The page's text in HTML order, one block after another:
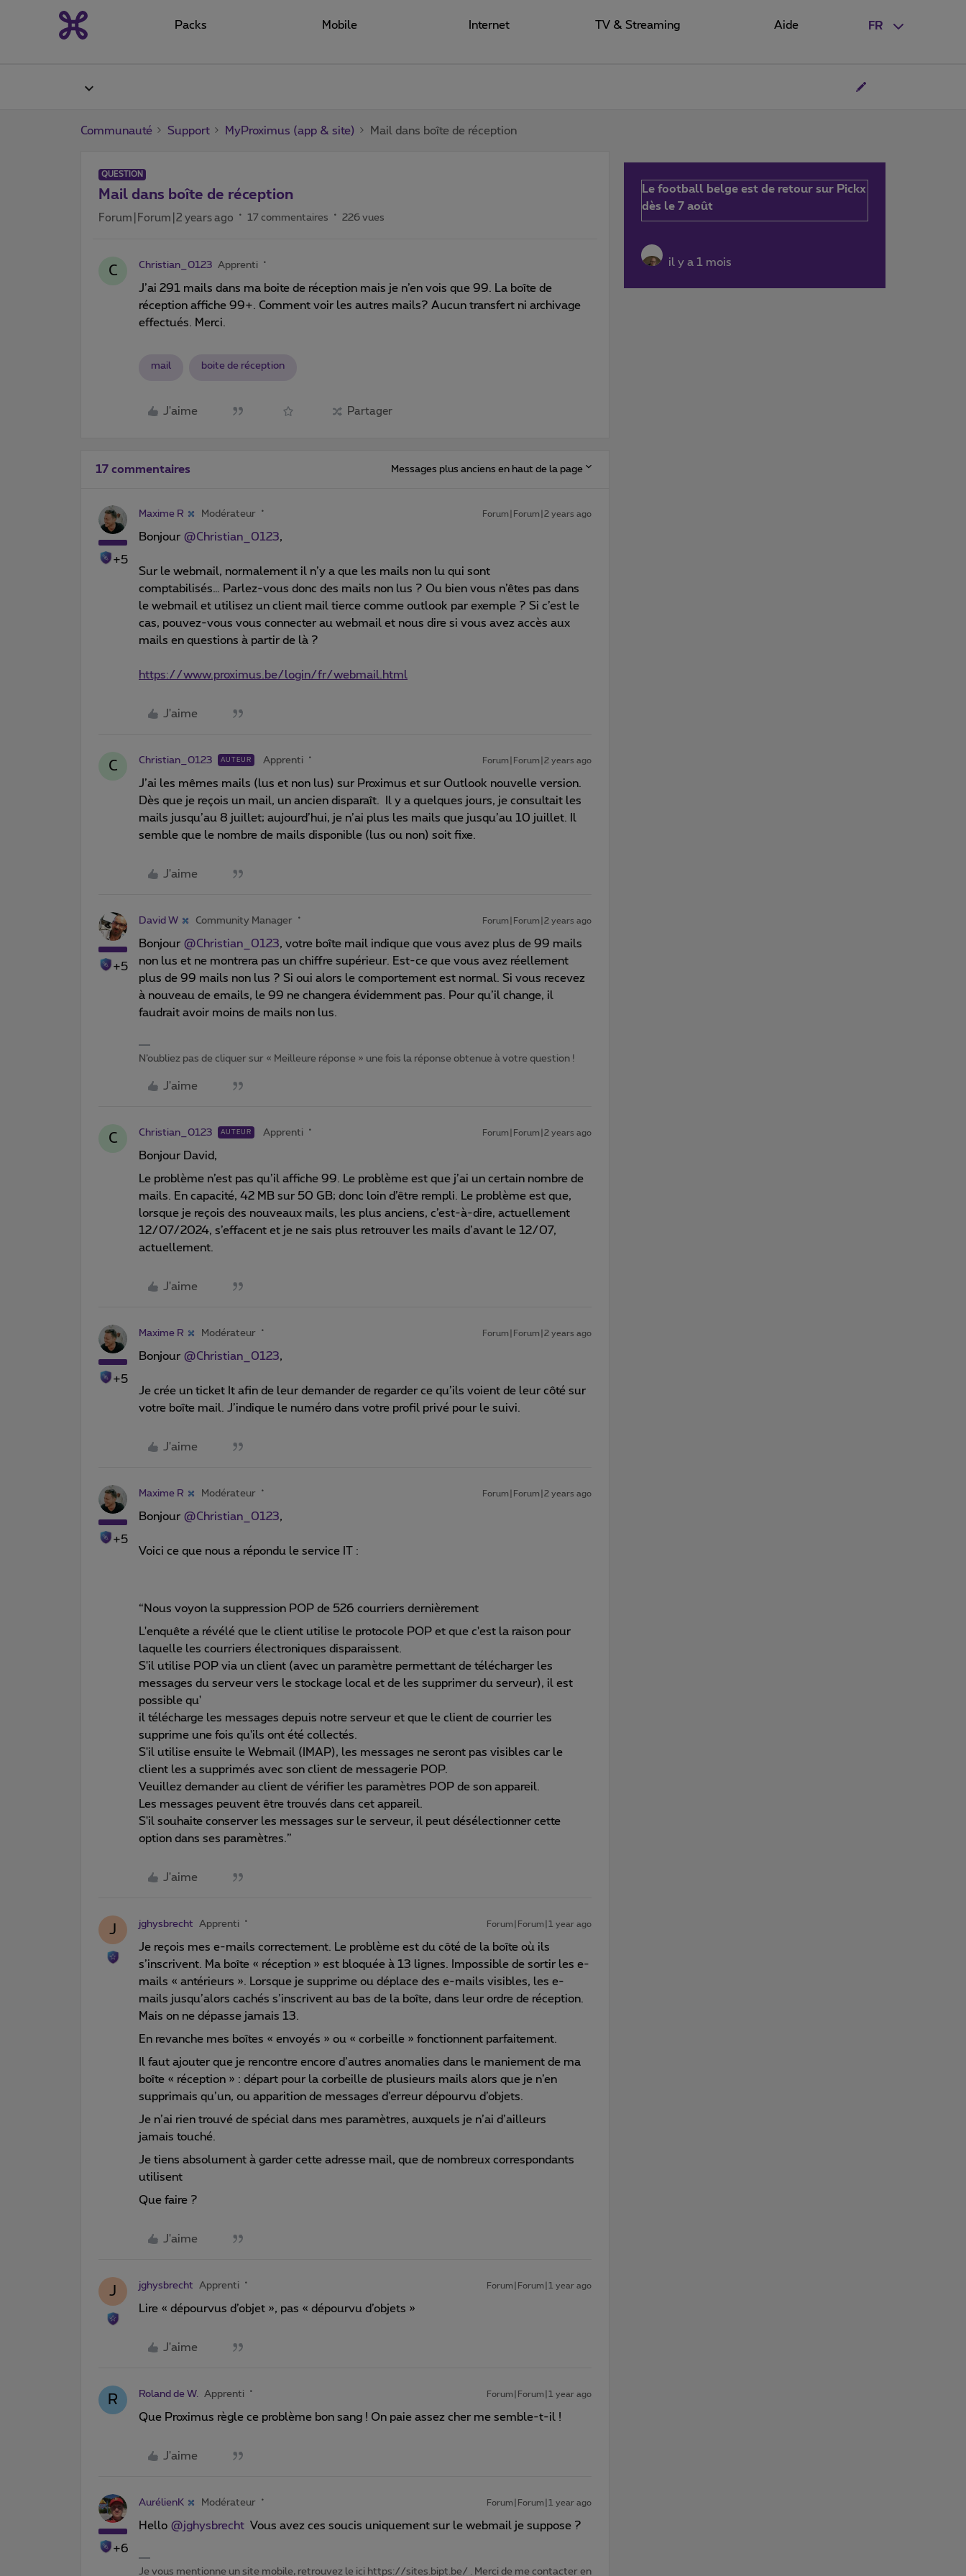
FR
Packs Mobile Internet TV & Streaming Aide
Communauté Support MyProximus (app & site) Mail dans boîte de réception
QUESTION
Mail dans boîte de réception
Forum|Forum|2 years ago 17 commentaires 226 vues
C Christian_0123 Apprenti
J’ai 291 mails dans ma boite de réception mais je n’en vois que 99. La boîte de
réception affiche 99+. Comment voir les autres mails? Aucun transfert ni archivage
effectués. Merci.
mail boite de réception
J'aime Partager
17 commentaires Messages plus anciens en haut de la page
+5
Maxime R Modérateur Forum|Forum|2 years ago
Bonjour @Christian_0123,
Sur le webmail, normalement il n’y a que les mails non lu qui sont
comptabilisés… Parlez-vous donc des mails non lus ? Ou bien vous n’êtes pas dans
le webmail et utilisez un client mail tierce comme outlook par exemple ? Si c’est le
cas, pouvez-vous vous connecter au webmail et nous dire si vous avez accès aux
mails en questions à partir de là ?
https://www.proximus.be/login/fr/webmail.html
J'aime
C Christian_0123 AUTEUR Apprenti Forum|Forum|2 years ago
J’ai les mêmes mails (lus et non lus) sur Proximus et sur Outlook nouvelle version.
Dès que je reçois un mail, un ancien disparaît. Il y a quelques jours, je consultait les
mails jusqu’au 8 juillet; aujourd’hui, je n’ai plus les mails que jusqu’au 10 juillet. Il
semble que le nombre de mails disponible (lus ou non) soit fixe.
J'aime
+5
David W Community Manager Forum|Forum|2 years ago
Bonjour @Christian_0123, votre boîte mail indique que vous avez plus de 99 mails
non lus et ne montrera pas un chiffre supérieur. Est-ce que vous avez réellement
plus de 99 mails non lus ? Si oui alors le comportement est normal. Si vous recevez
à nouveau de emails, le 99 ne changera évidemment pas. Pour qu’il change, il
faudrait avoir moins de mails non lus.
N’oubliez pas de cliquer sur « Meilleure réponse » une fois la réponse obtenue à votre question !
J'aime
C Christian_0123 AUTEUR Apprenti Forum|Forum|2 years ago
Bonjour David,
Le problème n’est pas qu’il affiche 99. Le problème est que j’ai un certain nombre de
mails. En capacité, 42 MB sur 50 GB; donc loin d’être rempli. Le problème est que,
lorsque je reçois des nouveaux mails, les plus anciens, c’est-à-dire, actuellement
12/07/2024, s’effacent et je ne sais plus retrouver les mails d’avant le 12/07,
actuellement.
J'aime
+5
Maxime R Modérateur Forum|Forum|2 years ago
Bonjour @Christian_0123,
Je crée un ticket It afin de leur demander de regarder ce qu’ils voient de leur côté sur
votre boîte mail. J’indique le numéro dans votre profil privé pour le suivi.
J'aime
+5
Maxime R Modérateur Forum|Forum|2 years ago
Bonjour @Christian_0123,
Voici ce que nous a répondu le service IT :
“Nous voyon la suppression POP de 526 courriers dernièrement
L'enquête a révélé que le client utilise le protocole POP et que c'est la raison pour
laquelle les courriers électroniques disparaissent.
S'il utilise POP via un client (avec un paramètre permettant de télécharger les
messages du serveur vers le stockage local et de les supprimer du serveur), il est
possible qu'
il télécharge les messages depuis notre serveur et que le client de courrier les
supprime une fois qu'ils ont été collectés.
S'il utilise ensuite le Webmail (IMAP), les messages ne seront pas visibles car le
client les a supprimés avec son client de messagerie POP.
Veuillez demander au client de vérifier les paramètres POP de son appareil.
Les messages peuvent être trouvés dans cet appareil.
S'il souhaite conserver les messages sur le serveur, il peut désélectionner cette
option dans ses paramètres.”
J'aime
J jghysbrecht Apprenti Forum|Forum|1 year ago
Je reçois mes e-mails correctement. Le problème est du côté de la boîte où ils
s’inscrivent. Ma boîte « réception » est bloquée à 13 lignes. Impossible de sortir les e-
mails « antérieurs ». Lorsque je supprime ou déplace des e-mails visibles, les e-
mails jusqu’alors cachés s’inscrivent au bas de la boîte, dans leur ordre de réception.
Mais on ne dépasse jamais 13.
En revanche mes boîtes « envoyés » ou « corbeille » fonctionnent parfaitement.
Il faut ajouter que je rencontre encore d’autres anomalies dans le maniement de ma
boîte « réception » : départ pour la corbeille de plusieurs mails alors que je n’en
supprimais qu’un, ou apparition de messages d’erreur dépourvu d’objets.
Je n’ai rien trouvé de spécial dans mes paramètres, auxquels je n’ai d’ailleurs
jamais touché.
Je tiens absolument à garder cette adresse mail, que de nombreux correspondants
utilisent
Que faire ?
J'aime
J jghysbrecht Apprenti Forum|Forum|1 year ago
Lire « dépourvus d’objet », pas « dépourvu d’objets »
J'aime
R Roland de W. Apprenti Forum|Forum|1 year ago
Que Proximus règle ce problème bon sang ! On paie assez cher me semble-t-il !
J'aime
+6
AurélienK Modérateur Forum|Forum|1 year ago
Hello ​ @jghysbrecht Vous avez ces soucis uniquement sur le webmail je suppose ?
Je vous mentionne un site mobile, retrouvez le ici https://sites.bipt.be/ . Merci de me contacter en
Le football belge est de retour sur Pickx
dès le 7 août
il y a 1 mois